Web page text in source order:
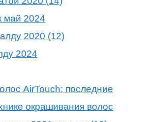
май 2024
2024
AirTouch: последние
окрашивания волос